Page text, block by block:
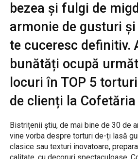
bezea și fulgi de
armonie de gusturi
te cuceresc definitiv.
bunătăți ocupă
locuri în TOP 5
de clienți la
Bistrițenii știu, de mai bine de 30 de
vine vorba despre torturi de-ți lasă
clasice sau texturi inovatoare,